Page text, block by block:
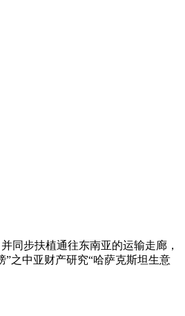
同步扶植通往东南亚的运输走廊，
之中亚财产研究“哈萨克斯坦生意